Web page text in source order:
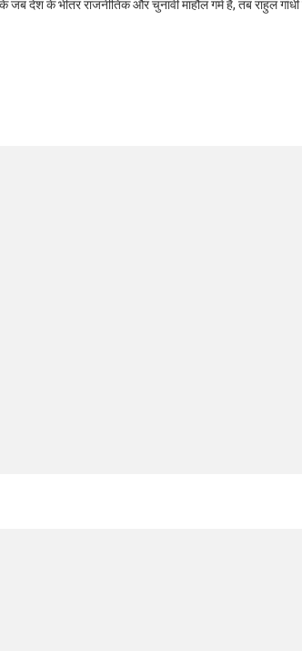
देश के भीतर राजनीतिक और चुनावी माहौल गर्म है, तब राहुल गांधी